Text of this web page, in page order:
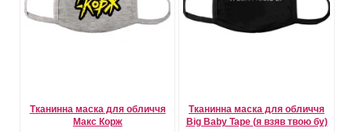
Тканинна маска для обличчя
Макс Корж
Тканинна маска для обличчя
Big Baby Tape (я взяв твою бу)